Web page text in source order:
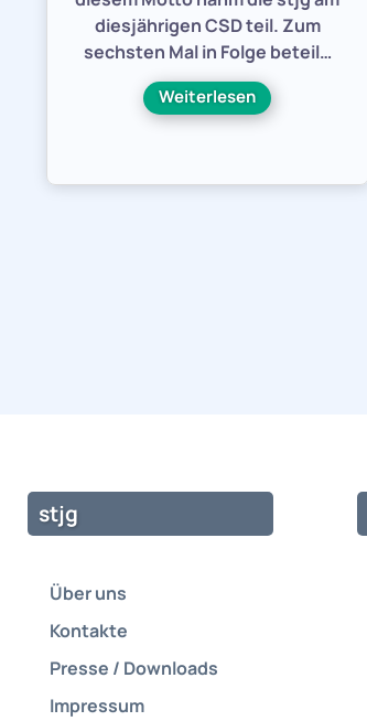
diesjährigen CSD teil. Zum
sechsten Mal in Folge beteil…
Weiterlesen
stjg
Über uns
Kontakte
Presse / Downloads
Impressum